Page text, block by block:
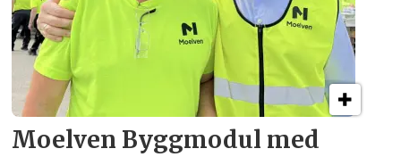
Moelven Byggmodul med